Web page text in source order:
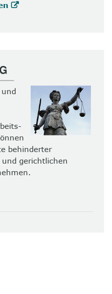
behinderter
gerichtlichen